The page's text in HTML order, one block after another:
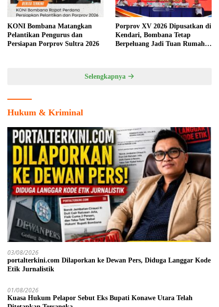
KONI Bombana Matangkan
Pelantikan Pengurus dan
Persiapan Porprov Sultra 2026
Porprov XV 2026 Dipusatkan di
Kendari, Bombana Tetap
Berpeluang Jadi Tuan Rumah
Selengkapnya
Hukum & Kriminal
03/08/2026
portalterkini.com Dilaporkan ke Dewan Pers, Diduga Langgar Kode
Etik Jurnalistik
01/08/2026
Kuasa Hukum Pelapor Sebut Eks Bupati Konawe Utara Telah